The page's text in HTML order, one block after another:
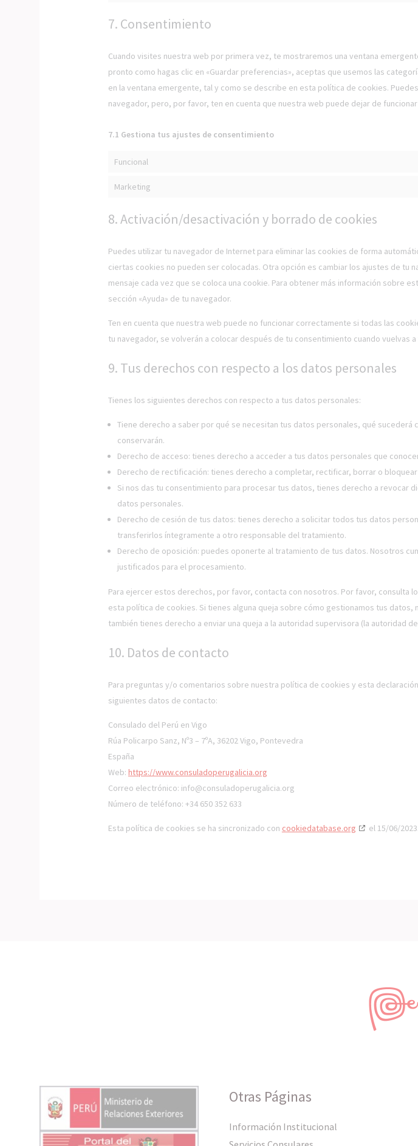
7. Consentimiento
Cuando visites nuestra web por primera vez, te mostraremos una ventana
pronto como hagas clic en «Guardar preferencias», aceptas que usemos las
en la ventana emergente, tal y como se describe en esta política de cookies.
navegador, pero, por favor, ten en cuenta que nuestra web puede dejar de
7.1 Gestiona tus ajustes de consentimiento
Funcional
Marketing
8. Activación/desactivación y borrado de cookies
Puedes utilizar tu navegador de Internet para eliminar las cookies de forma
ciertas cookies no pueden ser colocadas. Otra opción es cambiar los ajustes de tu
mensaje cada vez que se coloca una cookie. Para obtener más información sobre
sección «Ayuda» de tu navegador.
Ten en cuenta que nuestra web puede no funcionar correctamente si todas las
tu navegador, se volverán a colocar después de tu consentimiento cuando vuelvas
9. Tus derechos con respecto a los datos personales
Tienes los siguientes derechos con respecto a tus datos personales:
Tiene derecho a saber por qué se necesitan tus datos personales, qué sucederá
conservarán.
Derecho de acceso: tienes derecho a acceder a tus datos personales que
Derecho de rectificación: tienes derecho a completar, rectificar, borrar o
Si nos das tu consentimiento para procesar tus datos, tienes derecho a revocar
datos personales.
Derecho de cesión de tus datos: tienes derecho a solicitar todos tus datos
transferirlos íntegramente a otro responsable del tratamiento.
Derecho de oposición: puedes oponerte al tratamiento de tus datos. Nosotros
justificados para el procesamiento.
Para ejercer estos derechos, por favor, contacta con nosotros. Por favor, consulta
esta política de cookies. Si tienes alguna queja sobre cómo gestionamos tus datos,
también tienes derecho a enviar una queja a la autoridad supervisora (la autoridad
10. Datos de contacto
Para preguntas y/o comentarios sobre nuestra política de cookies y esta
siguientes datos de contacto:
Consulado del Perú en Vigo
Rúa Policarpo Sanz, Nº3 – 7ºA, 36202 Vigo, Pontevedra
España
Web: https://www.consuladoperugalicia.org
Correo electrónico: info@consuladoperugalicia.org
Número de teléfono: +34 650 352 633
Esta política de cookies se ha sincronizado con cookiedatabase.org el 15/06/2023.
Otras Páginas
Información Institucional